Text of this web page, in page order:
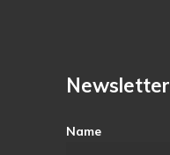
Newsletter
Name